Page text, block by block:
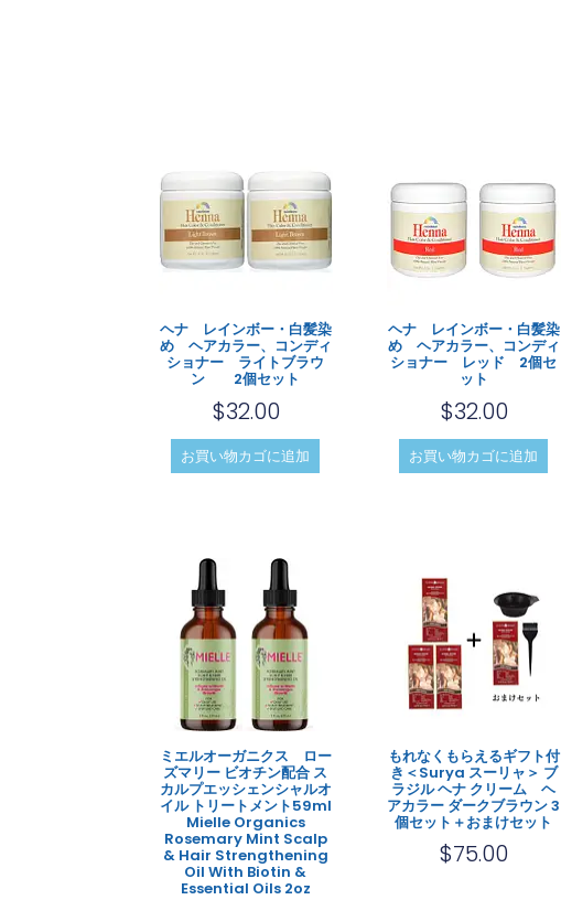
ヘナ レインボー・白髪染
め ヘアカラー、コンディ
ショナー ライトブラウ
ン 2個セット
$32.00
お買い物カゴに追加
ヘナ レインボー・白髪染
め ヘアカラー、コンディ
ショナー レッド 2個セ
ット
$32.00
お買い物カゴに追加
ミエルオーガニクス ロー
ズマリー ビオチン配合 ス
カルプエッシェンシャルオ
イル トリートメント59ml
Mielle Organics
Rosemary Mint Scalp
& Hair Strengthening
Oil With Biotin &
Essential Oils 2oz
もれなくもらえるギフト付
き＜Surya スーリャ＞ ブ
ラジル ヘナ クリーム ヘ
アカラー ダークブラウン 3
個セット＋おまけセット
$75.00